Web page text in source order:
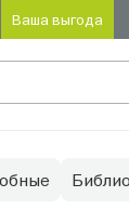
Ваша выгода